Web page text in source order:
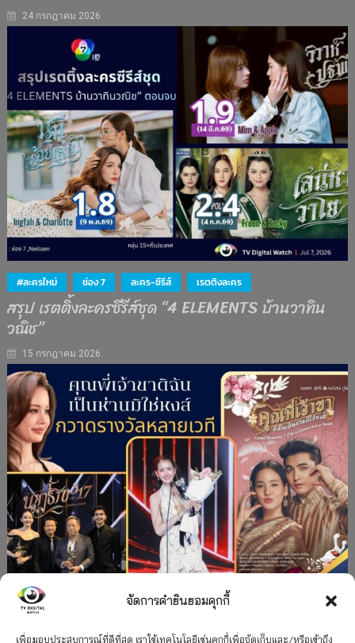
จัดการคำยินยอมคุกกี้
เพื่อมอบประสบการณ์ที่ดีที่สุด เราใช้เทคโนโลยีเช่นคุกกี้เพื่อจัดเก็บและ/หรือเข้าถึง
24 กรกฎาคม 2026
#ละครใหม่ ช่อง 7 ละคร-ซีรีส์ เรตติงละคร
สรุป เรตติ้งละครซีรีส์ชุด “4 ELEMENTS บ้านวาทิน
วณิช”
15 กรกฎาคม 2026